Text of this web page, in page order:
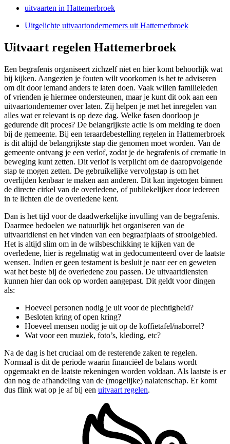
uitvaarten in Hattemerbroek
Uitgelichte uitvaartondernemers uit Hattemerbroek
Uitvaart regelen Hattemerbroek
Een begrafenis organiseert zichzelf niet en hier komt behoorlijk wat
bij kijken. Aangezien je fouten wilt voorkomen is het te adviseren
om dit door iemand anders te laten doen. Vaak willen familieleden
of vrienden je hiermee ondersteunen, maar je kunt dit ook aan een
uitvaartondernemer over laten. Zij helpen je met het inregelen van
alles wat er relevant is op deze dag. Welke fasen doorloop je
gedurende dit proces? De belangrijkste actie is om melding te doen
bij de gemeente. Bij een teraardebestelling regelen in Hattemerbroek
is dit altijd de belangrijkste stap die genomen moet worden. Van de
gemeente ontvang je een verlof, zodat je de begrafenis of crematie in
beweging kunt zetten. Dit verlof is verplicht om de daaropvolgende
stap te mogen zetten. De gebruikelijke vervolgstap is om het
overlijden kenbaar te maken aan anderen. Dit kan ingetogen binnen
de directe cirkel van de overledene, of publiekelijker door iedereen
in te lichten die de overledene kent.
Dan is het tijd voor de daadwerkelijke invulling van de begrafenis.
Daarmee bedoelen we natuurlijk het organiseren van de
uitvaartdienst en het vinden van een begraafplaats of strooigebied.
Het is altijd slim om in de wilsbeschikking te kijken van de
overledene, hier is regelmatig wat in gedocumenteerd over de laatste
wensen. Indien er geen testament is besluit je naar eer en geweten
wat het beste bij de overledene zou passen. De uitvaartdiensten
kunnen hier dan ook op worden aangepast. Dit geldt voor dingen
als:
Hoeveel personen nodig je uit voor de plechtigheid?
Besloten kring of open kring?
Hoeveel mensen nodig je uit op de koffietafel/naborrel?
Wat voor een muziek, foto’s, kleding, etc?
Na de dag is het cruciaal om de resterende zaken te regelen.
Normaal is dit de periode waarin financiëel de balans wordt
opgemaakt en de laatste rekeningen worden voldaan. Als laatste is er
dan nog de afhandeling van de (mogelijke) nalatenschap. Er komt
dus flink wat op je af bij een uitvaart regelen.